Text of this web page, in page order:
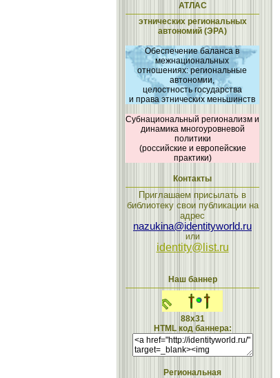
АТЛАС
этнических региональных
автономий (ЭРА)
Обеспечение баланса в
межнациональных
отношениях: региональные
автономии,
целостность государства
и права этнических меньшинств
Субнациональный регионализм и
динамика многоуровневой
политики
(российские и европейские
практики)
Контакты
Приглашаем присылать в
библиотеку свои публикации на
адрес
nazukina@identityworld.ru
или
identity@list.ru
Наш баннер
88x31
HTML код баннера:
Региональная